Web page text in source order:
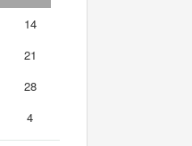
14
21
28
4